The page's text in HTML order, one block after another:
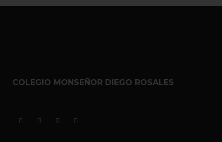
COLEGIO MONSEÑOR DIEGO ROSALES